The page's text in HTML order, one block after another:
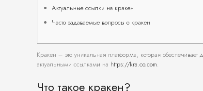
Актуальные ссылки на кракен
Часто задаваемые вопросы о кракен
Кракен – это уникальная платформа, которая
актуальными ссылками на https://kra.co.com.
Что такое кракен?